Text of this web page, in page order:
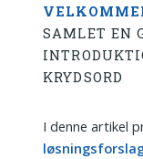
SAMLET EN
KRYDSORD
I denne artikel